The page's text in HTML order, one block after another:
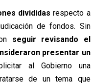
divididas respecto a
de fondos. Sin
seguir revisando el
presentar un
al Gobierno una
de un tema que